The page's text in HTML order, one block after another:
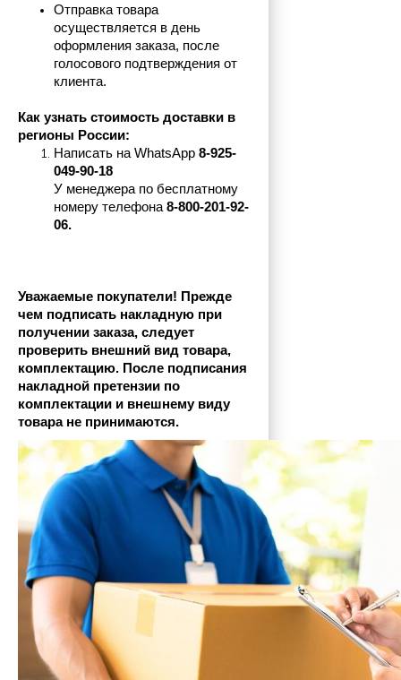
Отправка товара
осуществляется в день
оформления заказа, после
голосового подтверждения от
клиента.
Как узнать стоимость доставки в
регионы России:
Написать на WhatsApp 8-925-
049-90-18
У менеджера по бесплатному
номеру телефона 8-800-201-92-
06.
Уважаемые покупатели! Прежде
чем подписать накладную при
получении заказа, следует
проверить внешний вид товара,
комплектацию. После подписания
накладной претензии по
комплектации и внешнему виду
товара не принимаются.